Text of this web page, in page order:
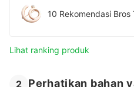
10 Rekomendasi
Lihat ranking produk
2 Perhatikan bahan